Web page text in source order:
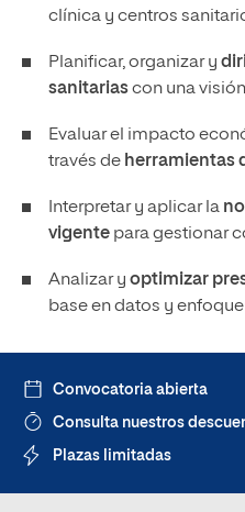
clínica y centros
Planificar, organizar y
sanitariascon una
Evaluar el impacto
través de herramientas
Interpretar y aplicar la
vigente para gestionar
Analizar y optimizar
base en datos y
Convocatoria abierta
Consulta nuestros
Plazas limitadas